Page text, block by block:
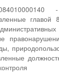
-
главой